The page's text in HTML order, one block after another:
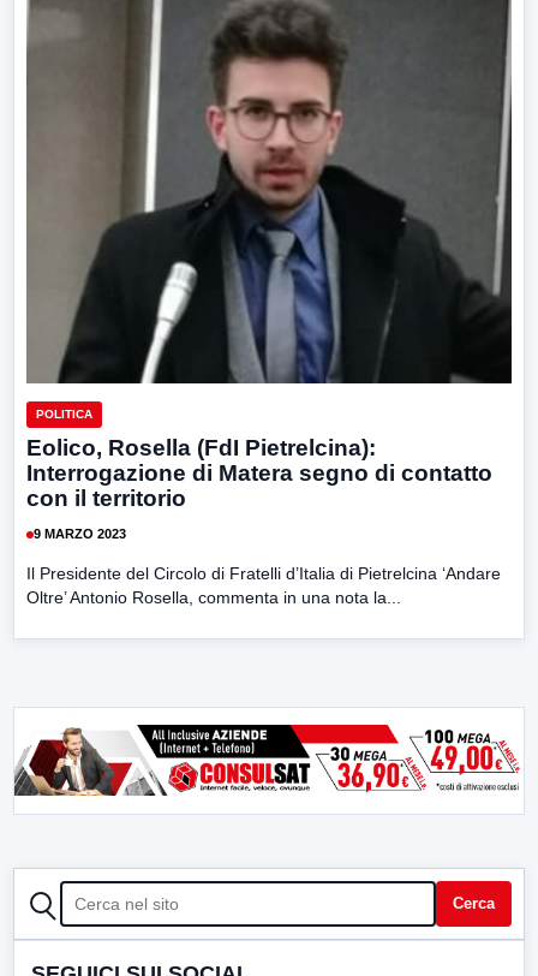
POLITICA
Eolico, Rosella (FdI Pietrelcina):
Interrogazione di Matera segno di contatto
con il territorio
9 MARZO 2023
Il Presidente del Circolo di Fratelli d’Italia di Pietrelcina ‘Andare
Oltre’ Antonio Rosella, commenta in una nota la...
CERCA Cerca